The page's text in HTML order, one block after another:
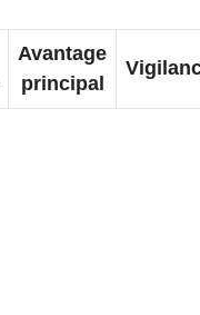
Avantage
principal